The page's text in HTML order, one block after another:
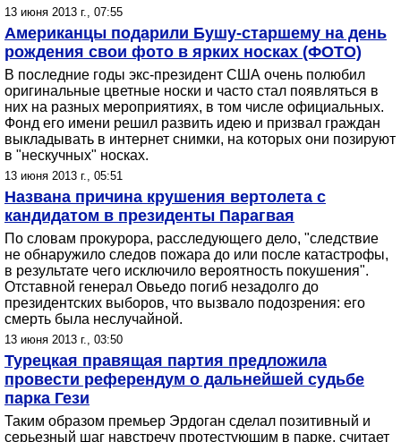
13 июня 2013 г., 07:55
Американцы подарили Бушу-старшему на день
рождения свои фото в ярких носках (ФОТО)
В последние годы экс-президент США очень полюбил
оригинальные цветные носки и часто стал появляться в
них на разных мероприятиях, в том числе официальных.
Фонд его имени решил развить идею и призвал граждан
выкладывать в интернет снимки, на которых они позируют
в "нескучных" носках.
13 июня 2013 г., 05:51
Названа причина крушения вертолета с
кандидатом в президенты Парагвая
По словам прокурора, расследующего дело, "следствие
не обнаружило следов пожара до или после катастрофы,
в результате чего исключило вероятность покушения".
Отставной генерал Овьедо погиб незадолго до
президентских выборов, что вызвало подозрения: его
смерть была неслучайной.
13 июня 2013 г., 03:50
Турецкая правящая партия предложила
провести референдум о дальнейшей судьбе
парка Гези
Таким образом премьер Эрдоган сделал позитивный и
серьезный шаг навстречу протестующим в парке, считает